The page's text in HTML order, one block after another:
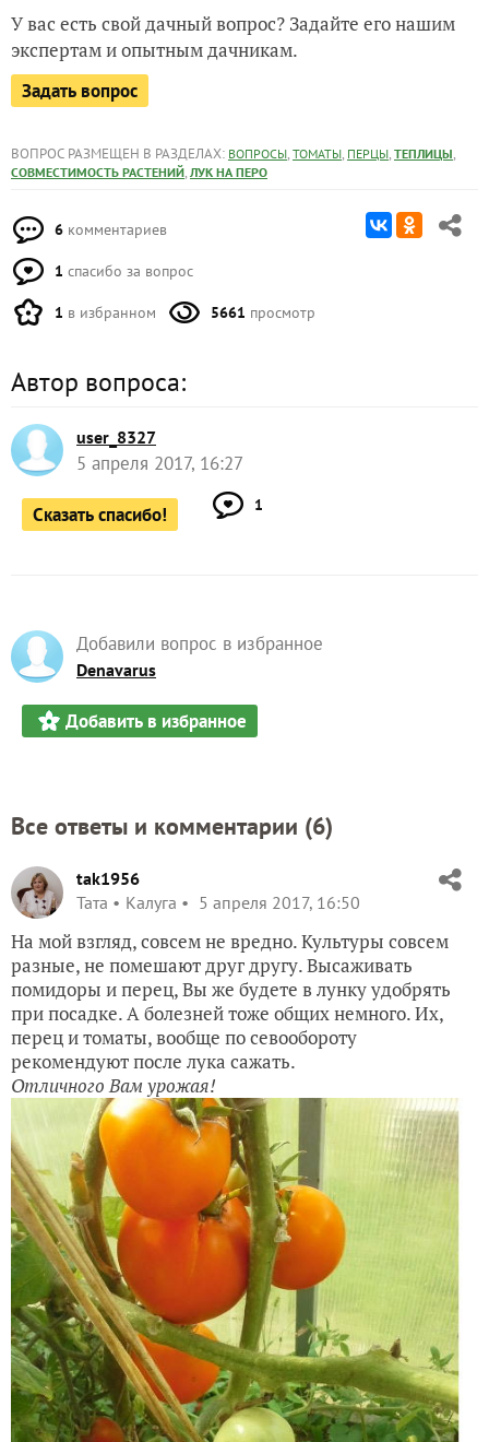
У вас есть свой дачный вопрос? Задайте его нашим
экспертам и опытным дачникам.
Задать вопрос
ВОПРОС РАЗМЕЩЕН В РАЗДЕЛАХ: ВОПРОСЫ, ТОМАТЫ, ПЕРЦЫ, ТЕПЛИЦЫ,
СОВМЕСТИМОСТЬ РАСТЕНИЙ, ЛУК НА ПЕРО
6 комментариев
1 спасибо за вопрос
1 в избранном 5661 просмотр
Автор вопроса:
user_8327
5 апреля 2017, 16:27
Сказать спасибо! 1
Добавили вопрос в избранное
Denavarus
Добавить в избранное
Все ответы и комментарии (6)
tak1956
Taта
Калуга 5 апреля 2017, 16:50
На мой взгляд, совсем не вредно. Культуры совсем
разные, не помешают друг другу. Высаживать
помидоры и перец, Вы же будете в лунку удобрять
при посадке. А болезней тоже общих немного. Их,
перец и томаты, вообще по севообороту
рекомендуют после лука сажать.
Отличного Вам урожая!